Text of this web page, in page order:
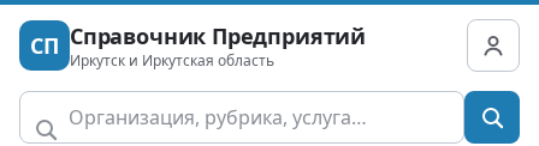
СП Справочник Предприятий
Иркутск и Иркутская область